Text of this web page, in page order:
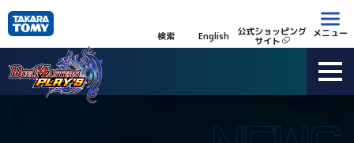
検索 English 公式ショッピング
サイト
メニュー